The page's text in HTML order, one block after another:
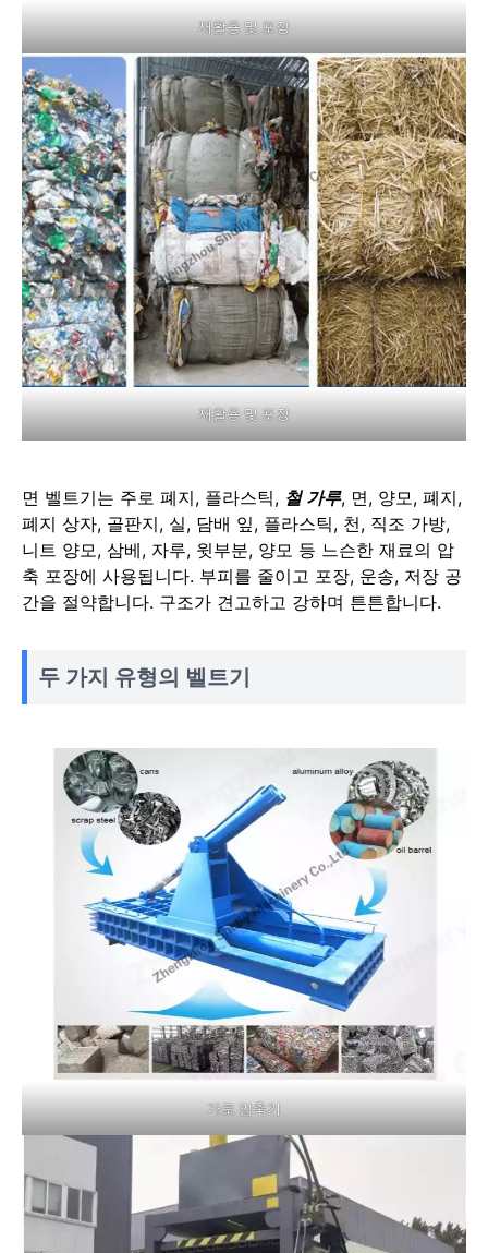
재활용 및 포장
재활용 및 포장
면 벨트기는 주로 폐지, 플라스틱, 철 가루, 면, 양모, 폐지,
폐지 상자, 골판지, 실, 담배 잎, 플라스틱, 천, 직조 가방,
니트 양모, 삼베, 자루, 윗부분, 양모 등 느슨한 재료의 압
축 포장에 사용됩니다. 부피를 줄이고 포장, 운송, 저장 공
간을 절약합니다. 구조가 견고하고 강하며 튼튼합니다.
두 가지 유형의 벨트기
가로 압축기